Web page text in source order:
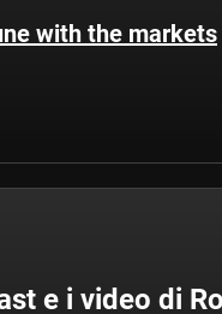
with the markets
e i video di